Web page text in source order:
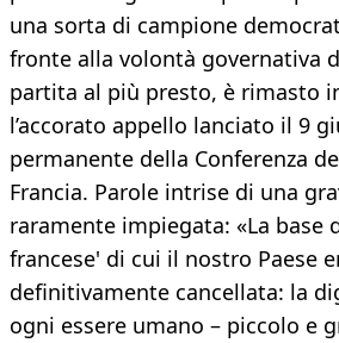
una sorta di campione
fronte alla volontà governativa
partita al più presto, è rimasto
l’accorato appello lanciato il 9
permanente della Conferenza
Francia. Parole intrise di una
raramente impiegata: «La base
francese' di cui il nostro Paese
definitivamente cancellata: la
ogni essere umano – piccolo e